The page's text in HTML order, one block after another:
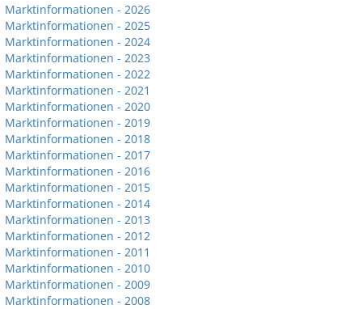
Marktinformationen - 2026
Marktinformationen - 2025
Marktinformationen - 2024
Marktinformationen - 2023
Marktinformationen - 2022
Marktinformationen - 2021
Marktinformationen - 2020
Marktinformationen - 2019
Marktinformationen - 2018
Marktinformationen - 2017
Marktinformationen - 2016
Marktinformationen - 2015
Marktinformationen - 2014
Marktinformationen - 2013
Marktinformationen - 2012
Marktinformationen - 2011
Marktinformationen - 2010
Marktinformationen - 2009
Marktinformationen - 2008